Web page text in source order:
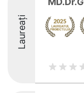
Laureați